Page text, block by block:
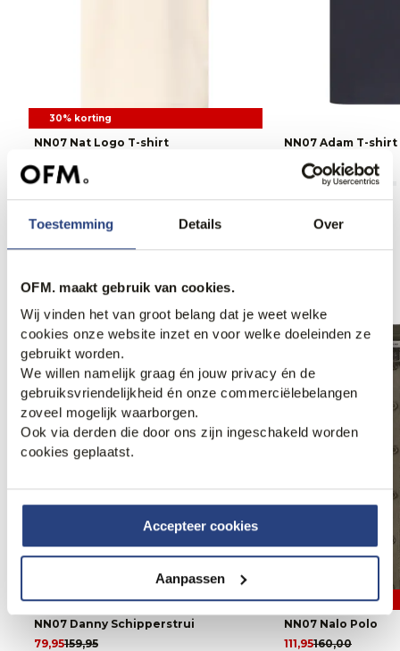
Toestemming Details Over
OFM. maakt gebruik van cookies.
Wij vinden het van groot belang dat je weet welke
cookies onze website inzet en voor welke doeleinden ze
gebruikt worden.
We willen namelijk graag én jouw privacy én de
gebruiksvriendelijkheid én onze commerciëlebelangen
zoveel mogelijk waarborgen.
Ook via derden die door ons zijn ingeschakeld worden
cookies geplaatst.
Accepteer cookies
Aanpassen
30% korting
NN07 Nat Logo T-shirt
100,00
69,95
NN07 Adam T-shirt
80,00
50% korting
NN07 Danny Schipperstrui
159,95
79,95
30% korting
NN07 Nalo Polo
160,00
111,95